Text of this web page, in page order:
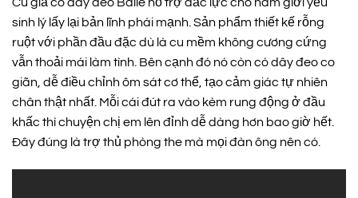
sinh lý lấy lại bản lĩnh phái mạnh. Sản phẩm thiết kế rỗng
ruột với phần đầu đặc dù là cu mềm không cương cứng
vẫn thoải mái làm tình. Bên cạnh đó nó còn có dây đeo co
giãn, dễ điều chỉnh ôm sát cơ thể, tạo cảm giác tự nhiên
chân thật nhất. Mỗi cái đút ra vào kèm rung động ở đầu
khấc thì chuyện chị em lên đỉnh dễ dàng hơn bao giờ hết.
Đây đúng là trợ thủ phòng the mà mọi đàn ông nên có.